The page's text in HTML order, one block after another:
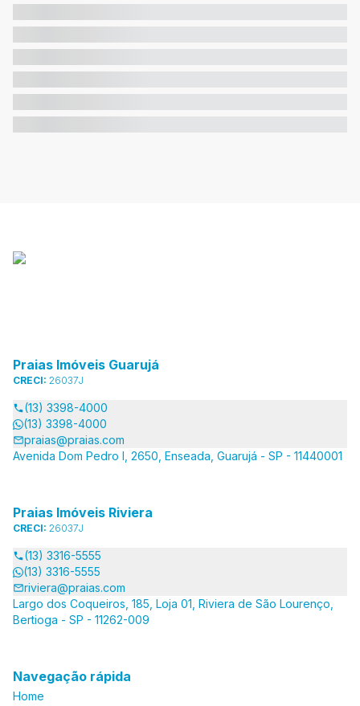
Praias Imóveis Guarujá
CRECI: 26037J
(13) 3398-4000
(13) 3398-4000
praias@praias.com
Avenida Dom Pedro I, 2650, Enseada, Guarujá - SP - 11440001
Praias Imóveis Riviera
CRECI: 26037J
(13) 3316-5555
(13) 3316-5555
riviera@praias.com
Largo dos Coqueiros, 185, Loja 01, Riviera de São Lourenço,
Bertioga - SP - 11262-009
Navegação rápida
Home